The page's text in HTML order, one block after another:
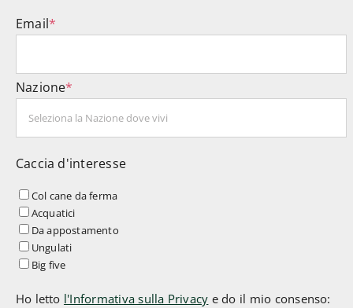
Email*
Nazione*
Caccia d'interesse
Col cane da ferma
Acquatici
Da appostamento
Ungulati
Big five
Ho letto l'Informativa sulla Privacy e do il mio consenso: